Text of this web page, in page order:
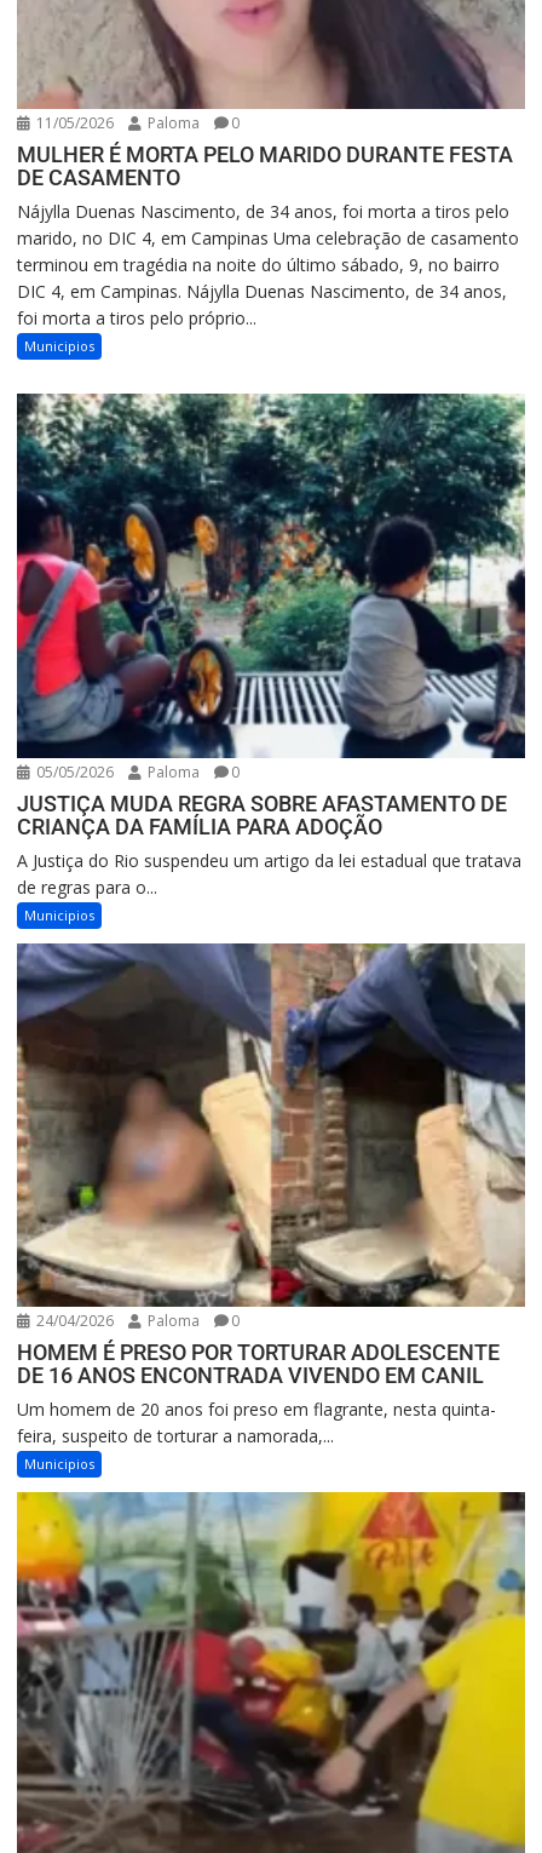
11/05/2026 Paloma 0
MULHER É MORTA PELO MARIDO DURANTE FESTA
DE CASAMENTO
Nájylla Duenas Nascimento, de 34 anos, foi morta a tiros pelo
marido, no DIC 4, em Campinas Uma celebração de casamento
terminou em tragédia na noite do último sábado, 9, no bairro
DIC 4, em Campinas. Nájylla Duenas Nascimento, de 34 anos,
foi morta a tiros pelo próprio...
Municipios
05/05/2026 Paloma 0
JUSTIÇA MUDA REGRA SOBRE AFASTAMENTO DE
CRIANÇA DA FAMÍLIA PARA ADOÇÃO
A Justiça do Rio suspendeu um artigo da lei estadual que tratava
de regras para o...
Municipios
24/04/2026 Paloma 0
HOMEM É PRESO POR TORTURAR ADOLESCENTE
DE 16 ANOS ENCONTRADA VIVENDO EM CANIL
Um homem de 20 anos foi preso em flagrante, nesta quinta-
feira, suspeito de torturar a namorada,...
Municipios